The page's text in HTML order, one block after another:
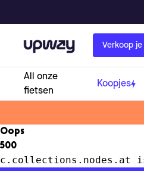
Upway Verkoop
All onze
fietsen
Koopjes
Oops
500
c.collections.nodes.at